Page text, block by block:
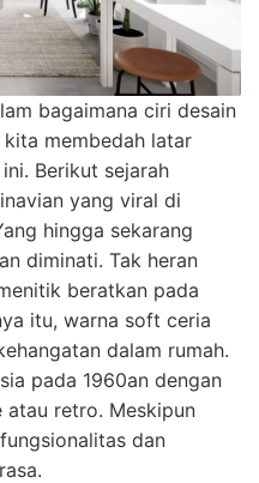
bagaimana ciri desain
membedah latar
Berikut sejarah
yang viral di
hingga sekarang
diminati. Tak heran
beratkan pada
itu, warna soft ceria
dalam rumah.
pada 1960an dengan
atau retro. Meskipun
dan